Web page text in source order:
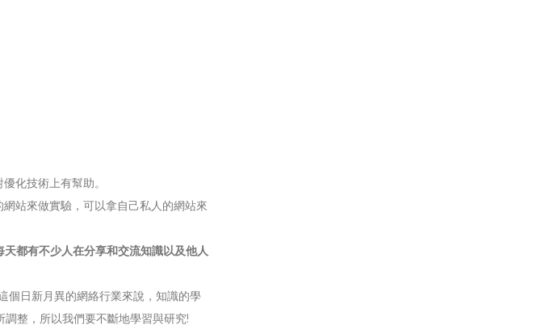
化技術上有幫助。
站來做實驗，可以拿自己私人的網站來
都有不少人在分享和交流知識以及他人
個日新月異的網絡行業來說，知識的學
整，所以我們要不斷地學習與研究!